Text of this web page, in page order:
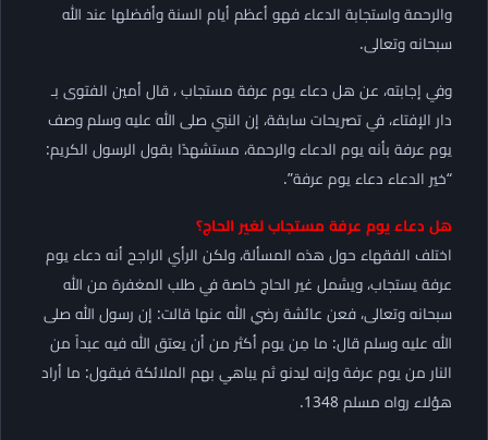
والرحمة واستجابة الدعاء فهو أعظم أيام السنة وأفضلها عند الله
سبحانه وتعالى.
وفي إجابته، عن هل دعاء يوم عرفة مستجاب ، قال أمين الفتوى بـ
دار الإفتاء، في تصريحات سابقة، إن النبي صلى الله عليه وسلم وصف
يوم عرفة بأنه يوم الدعاء والرحمة، مستشهدًا بقول الرسول الكريم:
“خير الدعاء دعاء يوم عرفة”.
هل دعاء يوم عرفة مستجاب لغير الحاج؟
اختلف الفقهاء حول هذه المسألة، ولكن الرأي الراجح أنه دعاء يوم
عرفة يستجاب، ويشمل غير الحاج خاصة في طلب المغفرة من الله
سبحانه وتعالى، فعن عائشة رضي الله عنها قالت: إن رسول الله صلى
الله عليه وسلم قال: ما مِن يوم أكثر من أن يعتق الله فيه عبداً من
النار من يوم عرفة وإنه ليدنو ثم يباهي بهم الملائكة فيقول: ما أراد
هؤلاء رواه مسلم 1348.